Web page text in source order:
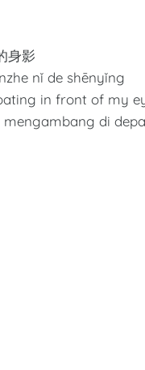
身影
nǐ de shēnyǐng
in front of my
di